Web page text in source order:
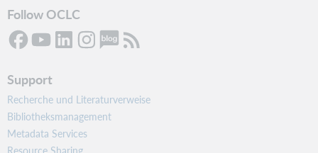
Follow OCLC
Support
Recherche und Literaturverweise
Bibliotheksmanagement
Metadata Services